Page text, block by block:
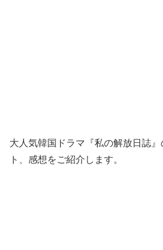
大人気韓国ドラマ『私の解放日誌
ト、感想をご紹介します。